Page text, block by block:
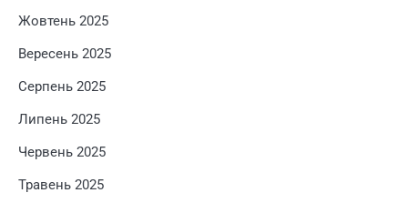
Жовтень 2025
Вересень 2025
Серпень 2025
Липень 2025
Червень 2025
Травень 2025